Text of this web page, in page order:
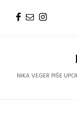
NIKA VEGER PIŠE